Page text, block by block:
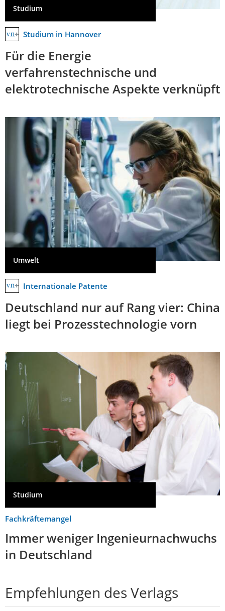
Studium
Studium in Hannover
Für die Energie
verfahrenstechnische und
elektrotechnische Aspekte verknüpft
Umwelt
Internationale Patente
Deutschland nur auf Rang vier: China
liegt bei Prozesstechnologie vorn
Studium
Fachkräftemangel
Immer weniger Ingenieurnachwuchs
in Deutschland
Empfehlungen des Verlags